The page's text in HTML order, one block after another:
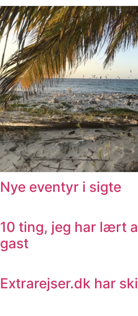
Nye eventyr i sigte
10 ting, jeg har lært
gast
Extrarejser.dk har